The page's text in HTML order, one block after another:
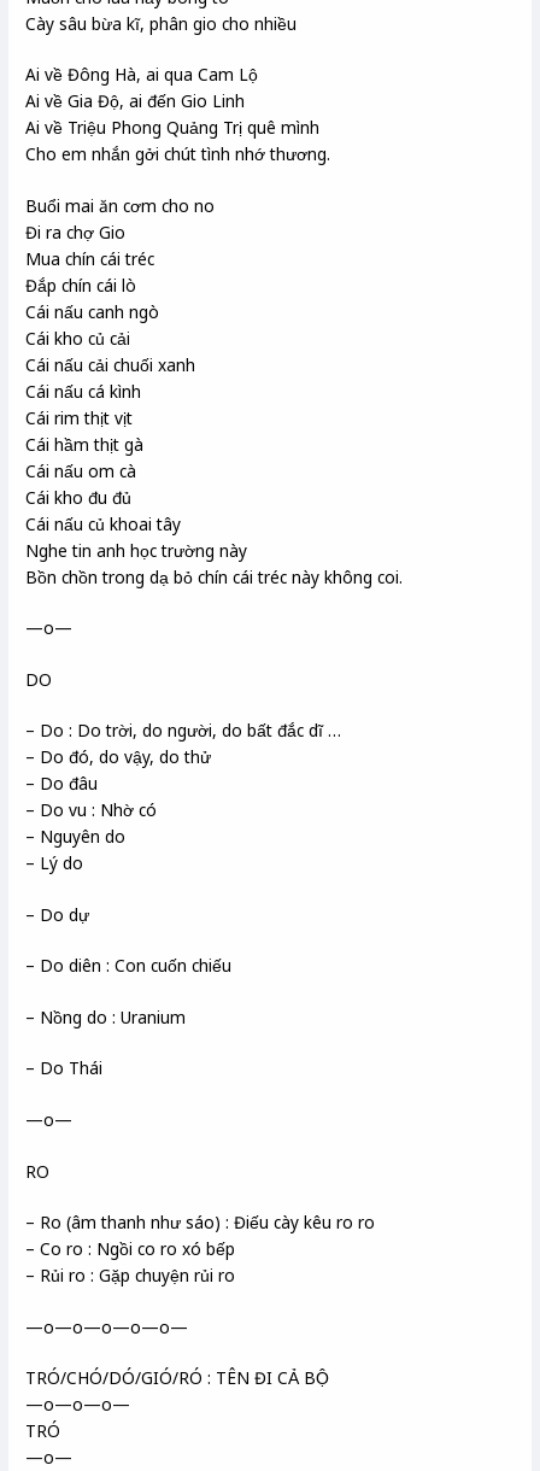
Cày sâu bừa kĩ, phân gio cho nhiều
Ai về Đông Hà, ai qua Cam Lộ
Ai về Gia Độ, ai đến Gio Linh
Ai về Triệu Phong Quảng Trị quê mình
Cho em nhắn gởi chút tình nhớ thương.
Buổi mai ăn cơm cho no
Đi ra chợ Gio
Mua chín cái tréc
Đắp chín cái lò
Cái nấu canh ngò
Cái kho củ cải
Cái nấu cải chuối xanh
Cái nấu cá kình
Cái rim thịt vịt
Cái hầm thịt gà
Cái nấu om cà
Cái kho đu đủ
Cái nấu củ khoai tây
Nghe tin anh học trường này
Bồn chồn trong dạ bỏ chín cái tréc này không coi.
—o—
DO
– Do : Do trời, do người, do bất đắc dĩ …
– Do đó, do vậy, do thử
– Do đâu
– Do vu : Nhờ có
– Nguyên do
– Lý do
– Do dự
– Do diên : Con cuốn chiếu
– Nồng do : Uranium
– Do Thái
—o—
RO
– Ro (âm thanh như sáo) : Điếu cày kêu ro ro
– Co ro : Ngồi co ro xó bếp
– Rủi ro : Gặp chuyện rủi ro
—o—o—o—o—o—
TRÓ/CHÓ/DÓ/GIÓ/RÓ : TÊN ĐI CẢ BỘ
—o—o—o—
TRÓ
—o—